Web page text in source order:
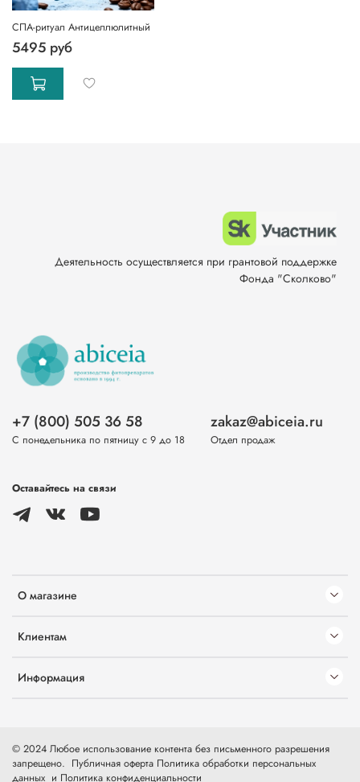
СПА-ритуал Антицеллюлитный
5495 руб
О магазине
Клиентам
Информация
+7 (800) 505 36 58
С понедельника по пятницу с 9 до 18
zakaz@abiceia.ru
Отдел продаж
Оставайтесь на связи
Деятельность осуществляется при грантовой поддержке
Фонда "Сколково"
© 2024 Любое использование контента без письменного разрешения
запрещено. Публичная оферта Политика обработки персональных
данных и Политика конфиденциальности